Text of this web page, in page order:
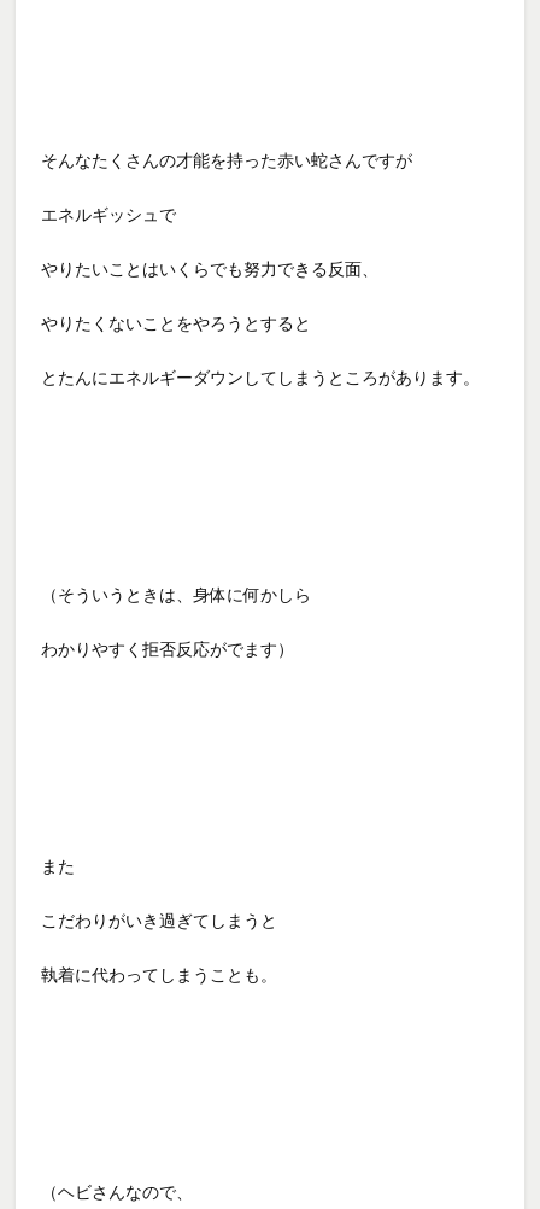
そんなたくさんの才能を持った赤い蛇さんですが
エネルギッシュで
やりたいことはいくらでも努力できる反面、
やりたくないことをやろうとすると
とたんにエネルギーダウンしてしまうところがあります。
（そういうときは、身体に何かしら
わかりやすく拒否反応がでます）
また
こだわりがいき過ぎてしまうと
執着に代わってしまうことも。
（ヘビさんなので、